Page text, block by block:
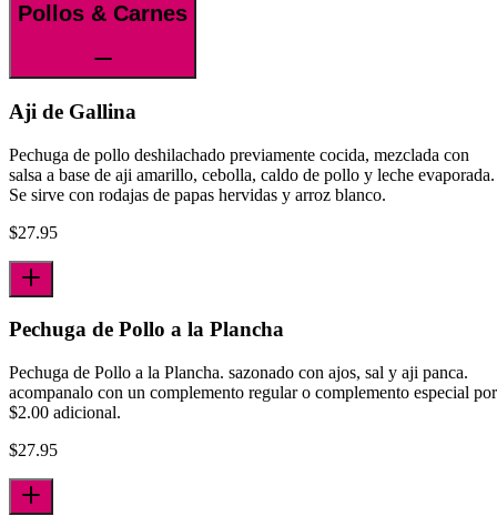
Pollos & Carnes
Aji de Gallina
Pechuga de pollo deshilachado previamente cocida, mezclada con
salsa a base de aji­ amarillo, cebolla, caldo de pollo y leche evaporada.
Se sirve con rodajas de papas hervidas y arroz blanco.
$27.95
Pechuga de Pollo a la Plancha
Pechuga de Pollo a la Plancha. sazonado con ajos, sal y aji panca.
acompanalo con un complemento regular o complemento especial por
$2.00 adicional.
$27.95